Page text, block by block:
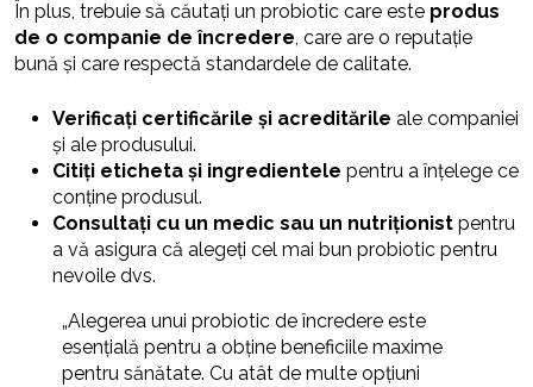
În plus, trebuie să căutați un probiotic care este produs
de o companie de încredere, care are o reputație
bună și care respectă standardele de calitate.
Verificați certificările și acreditările ale companiei
și ale produsului.
Citiți eticheta și ingredientele pentru a înțelege ce
conține produsul.
Consultați cu un medic sau un nutriționist pentru
a vă asigura că alegeți cel mai bun probiotic pentru
nevoile dvs.
„Alegerea unui probiotic de încredere este
esențială pentru a obține beneficiile maxime
pentru sănătate. Cu atât de multe opțiuni